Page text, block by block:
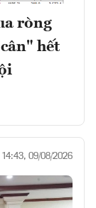
ròng
hết
14:43, 09/08/2026